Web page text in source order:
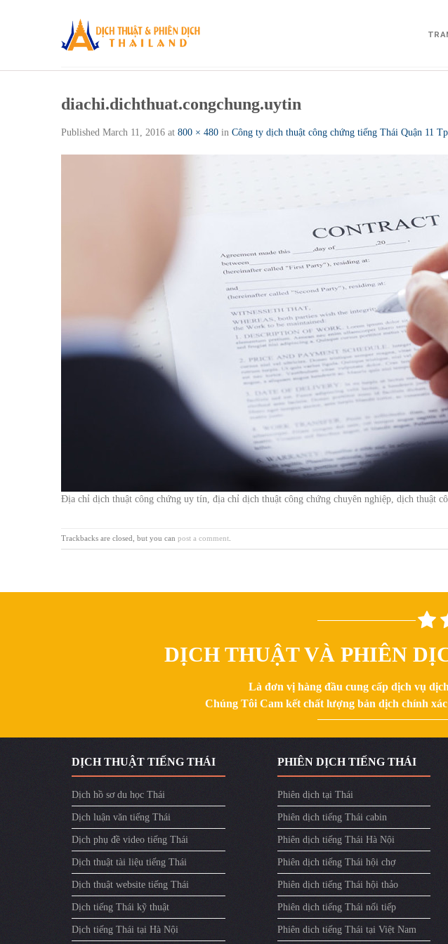
diachi.dichthuat.congchung.uytin
Published March 11, 2016 at 800 × 480 in Công ty dịch thuật công chứng tiếng Thái Quận 11
Địa chỉ dịch thuật công chứng uy tín, địa chỉ dịch thuật công chứng chuyên nghiệp, dịch thuật
Trackbacks are closed, but you can post a comment.
DỊCH THUẬT VÀ PHIÊN
Là đơn vị hàng đầu cung cấp dịch vụ
Chúng Tôi Cam kết chất lượng bản dịch chính
DỊCH THUẬT TIẾNG THÁI
Dịch hồ sơ du học Thái
Dịch luận văn tiếng Thái
Dịch phụ đề video tiếng Thái
Dịch thuật tài liệu tiếng Thái
Dịch thuật website tiếng Thái
Dịch tiếng Thái kỹ thuật
Dịch tiếng Thái tại Hà Nội
PHIÊN DỊCH TIẾNG THÁI
Phiên dịch tại Thái
Phiên dịch tiếng Thái cabin
Phiên dịch tiếng Thái Hà Nội
Phiên dịch tiếng Thái hội chợ
Phiên dịch tiếng Thái hội thảo
Phiên dịch tiếng Thái nối tiếp
Phiên dich tiếng Thái tại Việt Nam